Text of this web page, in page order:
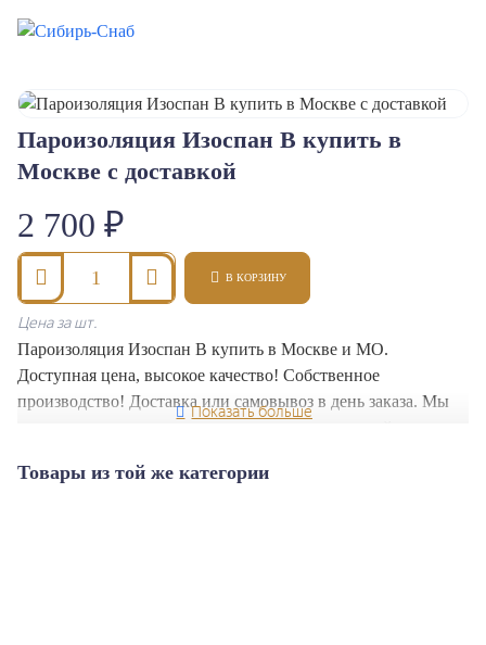
Пароизоляция Изоспан В купить в
Москве с доставкой
2 700 ₽
В КОРЗИНУ
Пароизоляция Изоспан В купить в Москве и МО.
Доступная цена, высокое качество! Собственное
производство! Доставка или самовывоз в день заказа. Мы
Цена за шт.
Товары из той же категории